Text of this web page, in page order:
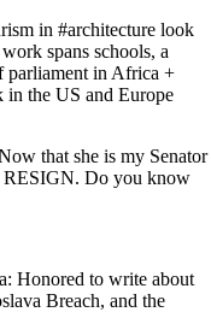
in #architecture look
spans schools, a
parliament in Africa +
in the US and Europe
that she is my Senator
RESIGN. Do you know
Honored to write about
Breach, and the